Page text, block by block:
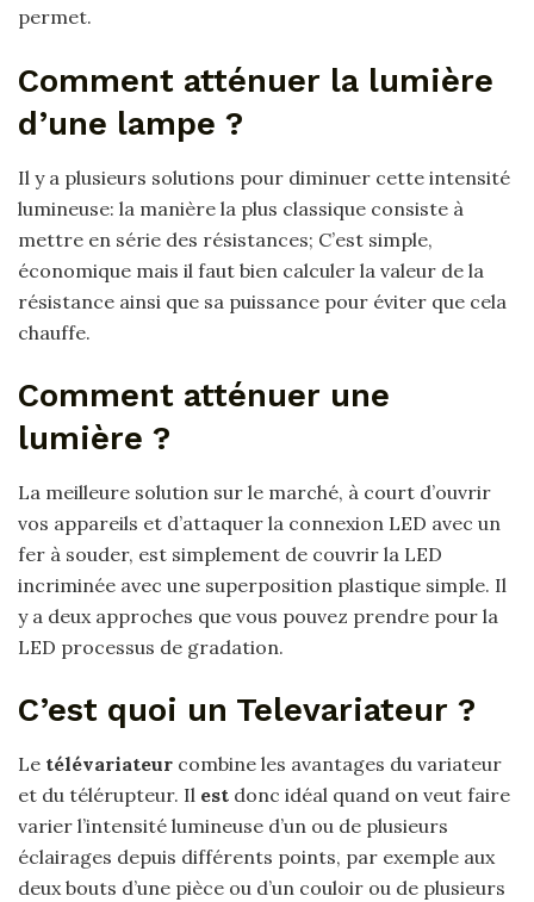
permet.
Comment atténuer la lumière
d’une lampe ?
Il y a plusieurs solutions pour diminuer cette intensité
lumineuse: la manière la plus classique consiste à
mettre en série des résistances; C’est simple,
économique mais il faut bien calculer la valeur de la
résistance ainsi que sa puissance pour éviter que cela
chauffe.
Comment atténuer une
lumière ?
La meilleure solution sur le marché, à court d’ouvrir
vos appareils et d’attaquer la connexion LED avec un
fer à souder, est simplement de couvrir la LED
incriminée avec une superposition plastique simple. Il
y a deux approches que vous pouvez prendre pour la
LED processus de gradation.
C’est quoi un Televariateur ?
Le télévariateur combine les avantages du variateur
et du télérupteur. Il est donc idéal quand on veut faire
varier l’intensité lumineuse d’un ou de plusieurs
éclairages depuis différents points, par exemple aux
deux bouts d’une pièce ou d’un couloir ou de plusieurs